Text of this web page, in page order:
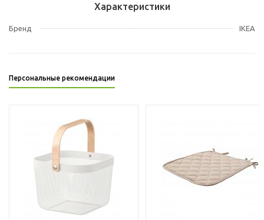
Характеристики
Бренд IKEA
Персональные рекомендации